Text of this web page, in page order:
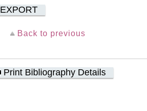
EXPORT
Back to previous
Print Bibliography Details